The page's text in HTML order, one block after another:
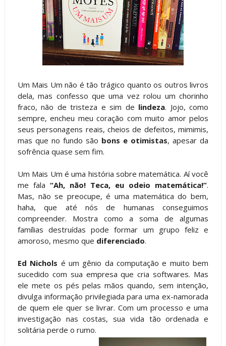
Um Mais Um não é tão trágico quanto os outros livros
dela, mas confesso que uma vez rolou um chorinho
fraco, não de tristeza e sim de lindeza. Jojo, como
sempre, encheu meu coração com muito amor pelos
seus personagens reais, cheios de defeitos, mimimis,
mas que no fundo são bons e otimistas, apesar da
sofrência quase sem fim.
Um Mais Um é uma história sobre matemática. Aí você
me fala “Ah, não! Teca, eu odeio matemática!”.
Mas, não se preocupe, é uma matemática do bem,
haha, que até nós de humanas conseguimos
compreender. Mostra como a soma de algumas
famílias destruídas pode formar um grupo feliz e
amoroso, mesmo que diferenciado.
Ed Nichols é um gênio da computação e muito bem
sucedido com sua empresa que cria softwares. Mas
ele mete os pés pelas mãos quando, sem intenção,
divulga informação privilegiada para uma ex-namorada
de quem ele quer se livrar. Com um processo e uma
investigação nas costas, sua vida tão ordenada e
solitária perde o rumo.